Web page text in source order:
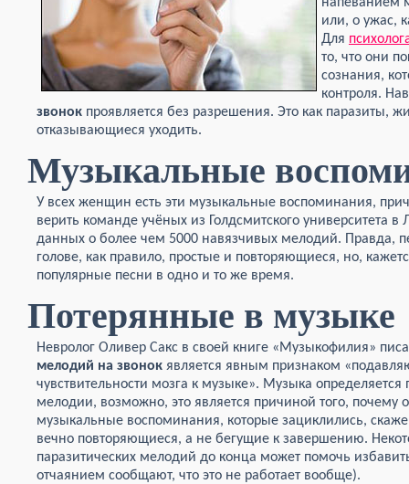
или, о ужас,
Для
то, что они
сознания,
контроля.
звонок проявляется без разрешения. Это как паразиты,
отказывающиеся уходить.
Музыкальные
У всех женщин есть эти музыкальные воспоминания,
верить команде учёных из Голдсмитского университета
данных о более чем 5000 навязчивых мелодий. Правда,
голове, как правило, простые и повторяющиеся, но,
популярные песни в одно и то же время.
Потерянные в музыке
Невролог Оливер Сакс в своей книге «Музыкофилия»
мелодий на звонок является явным признаком
чувствительности мозга к музыке». Музыка
мелодии, возможно, это является причиной того, почему
музыкальные воспоминания, которые зациклились,
вечно повторяющиеся, а не бегущие к завершению.
паразитических мелодий до конца может помочь
отчаянием сообщают, что это не работает вообще).